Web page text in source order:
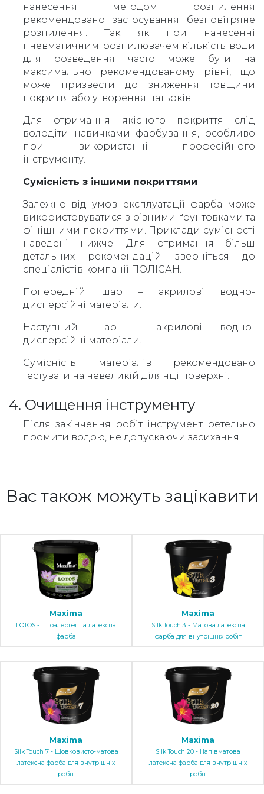
нанесення методом розпилення
рекомендовано застосування безповітряне
розпилення. Так як при нанесенні
пневматичним розпилювачем кількість води
для розведення часто може бути на
максимально рекомендованому рівні, що
може призвести до зниження товщини
покриття або утворення патьоків.
Для отримання якісного покриття слід
володіти навичками фарбування, особливо
при використанні професійного
інструменту.
Сумісність з іншими покриттями
Залежно від умов експлуатації фарба може
використовуватися з різними ґрунтовками та
фінішними покриттями. Приклади сумісності
наведені нижче. Для отримання більш
детальних рекомендацій зверніться до
спеціалістів компанії ПОЛІСАН.
Попередній шар – акрилові водно-
дисперсійні матеріали.
Наступний шар – акрилові водно-
дисперсійні матеріали.
Сумісність матеріалів рекомендовано
тестувати на невеликій ділянці поверхні.
4. Очищення інструменту
Після закінчення робіт інструмент ретельно
промити водою, не допускаючи засихання.
Вас також можуть зацікавити
Maxima
LOTOS - Гіпоалергенна латексна
фарба
Maxima
Silk Touch 3 - Матова латексна
фарба для внутрішніх робіт
Maxima
Silk Touch 7 - Шовковисто-матова
латексна фарба для внутрішніх
робіт
Maxima
Silk Touch 20 - Напівматова
латексна фарба для внутрішніх
робіт